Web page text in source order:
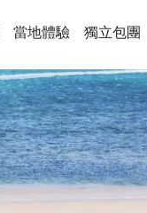
當地體驗 獨立包團